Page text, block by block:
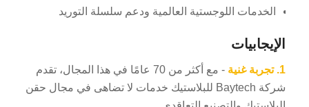
الخدمات اللوجستية العالمية ودعم سلسلة التوريد
الإيجابيات
1. تجربة غنية
- مع أكثر من 70 عامًا في هذا المجال، تقدم
شركة Baytech للبلاستيك خدمات لا تضاهى في مجال حقن